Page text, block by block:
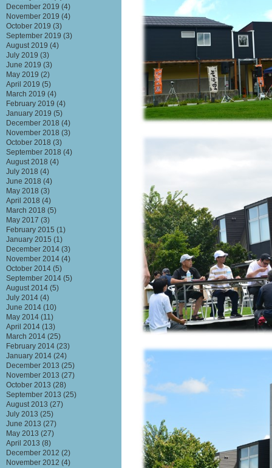
December 2019 (4)
November 2019 (4)
October 2019 (3)
September 2019 (3)
August 2019 (4)
July 2019 (3)
June 2019 (3)
May 2019 (2)
April 2019 (5)
March 2019 (4)
February 2019 (4)
January 2019 (5)
December 2018 (4)
November 2018 (3)
October 2018 (3)
September 2018 (4)
August 2018 (4)
July 2018 (4)
June 2018 (4)
May 2018 (3)
April 2018 (4)
March 2018 (5)
May 2017 (3)
February 2015 (1)
January 2015 (1)
December 2014 (3)
November 2014 (4)
October 2014 (5)
September 2014 (5)
August 2014 (5)
July 2014 (4)
June 2014 (10)
May 2014 (11)
April 2014 (13)
March 2014 (25)
February 2014 (23)
January 2014 (24)
December 2013 (25)
November 2013 (27)
October 2013 (28)
September 2013 (25)
August 2013 (27)
July 2013 (25)
June 2013 (27)
May 2013 (27)
April 2013 (8)
December 2012 (2)
November 2012 (4)